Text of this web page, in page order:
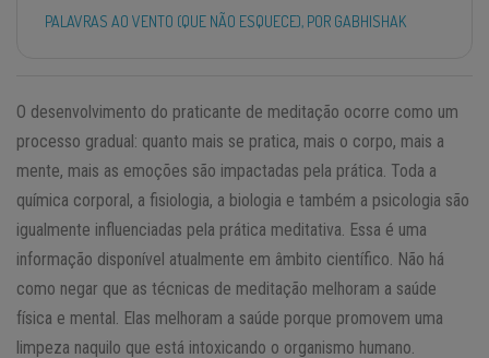
PALAVRAS AO VENTO (QUE NÃO ESQUECE), POR GABHISHAK
O desenvolvimento do praticante de meditação ocorre como um
processo gradual: quanto mais se pratica, mais o corpo, mais a
mente, mais as emoções são impactadas pela prática. Toda a
química corporal, a fisiologia, a biologia e também a psicologia são
igualmente influenciadas pela prática meditativa. Essa é uma
informação disponível atualmente em âmbito científico. Não há
como negar que as técnicas de meditação melhoram a saúde
física e mental. Elas melhoram a saúde porque promovem uma
limpeza naquilo que está intoxicando o organismo humano.